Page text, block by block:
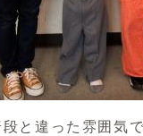
と違った雰囲気